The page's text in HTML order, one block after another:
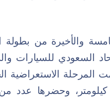
والأخيرة من بطولة
السعودي للسيارات
المرحلة
نصف القمر، وطولها 4.32 كيلومتر،